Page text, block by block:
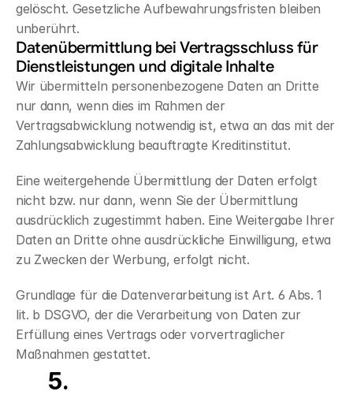
gelöscht. Gesetzliche Aufbewahrungsfristen bleiben
unberührt.
Datenübermittlung bei Vertragsschluss für
Dienstleistungen und digitale Inhalte
Wir übermitteln personenbezogene Daten an Dritte
nur dann, wenn dies im Rahmen der
Vertragsabwicklung notwendig ist, etwa an das mit der
Zahlungsabwicklung beauftragte Kreditinstitut.
Eine weitergehende Übermittlung der Daten erfolgt
nicht bzw. nur dann, wenn Sie der Übermittlung
ausdrücklich zugestimmt haben. Eine Weitergabe Ihrer
Daten an Dritte ohne ausdrückliche Einwilligung, etwa
zu Zwecken der Werbung, erfolgt nicht.
Grundlage für die Datenverarbeitung ist Art. 6 Abs. 1
lit. b DSGVO, der die Verarbeitung von Daten zur
Erfüllung eines Vertrags oder vorvertraglicher
Maßnahmen gestattet.
Analyse